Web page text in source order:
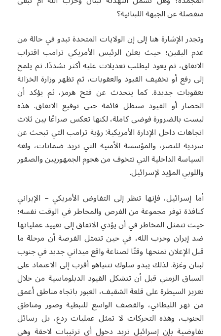
منفصلة عن الجبهة اللبنانية؟
وتجدر الإشارة هنا إلى إن الولايات المتحدة تبدو في حالة من
عدم اليقين؛ حيث يعلن الرئيس الأمريكي ترامب اقتراب
الاتفاق، ثم يعود ليطلب تعديلات عليه أكثر تشددًا. ثم يلمح
إلى رفع أو تخفيف القيود والعقوبات، ثم تظهر وزارة الخزانة
بعقوبات جديدة. كما يتحدث عن فتح هرمز، ثم يؤكد أن
الحصار أو القيود ستظل قائمة حتى توقيع الاتفاق. هذه
ليست بالضرورة فوضى كاملة، لكنها تعكس صراعًا بين ثلاث
اتجاهات داخل الإدارة الأمريكية: رؤية ترامب التي تبحث عن
سردية للنصر، والمؤسسة الأمنية التي تريد ضمانات، ولغة
السياسة الداخلية التي تتخوف من هجوم الجمهوريين والصقور
واللوبي المؤيد لإسرائيل.
أما إسرائيل، فإنها تنظر إلى التفاوض الأمريكي – الإيراني
كنافذة توفر مجموعة من الفرص والمخاطر في الوقت نفسه؛
حيث تتمثل المخاطر في أن يؤدي الاتفاق إلى تقييد عملياتها
ضد إيران وحزب الله، في حين تتمثل الفرصة أن مرحلة ما
قبل الإعلان تمنحها وقتًا لصناعة واقع ميداني جديد في جنوب
لبنان وغزة. لذلك يبدو سلوك نتنياهو أقرب إلى الاعتماد على
السباق الزمني قبل أن تتشكل القيود الدبلوماسية من خلال
تعزيز السيطرة على قلعة الشقيف، العبور باتجاه مناطق أعمق
من نهر الليطاني، والقصف الواسع للنبطية وصور ومناطق
الجنوب، وهذه التحركات لا تمثل عمليات ردع، بل رسائل
تفاوضية بإن إسرائيل تريد دخول أي ترتيبات لاحقة وهي